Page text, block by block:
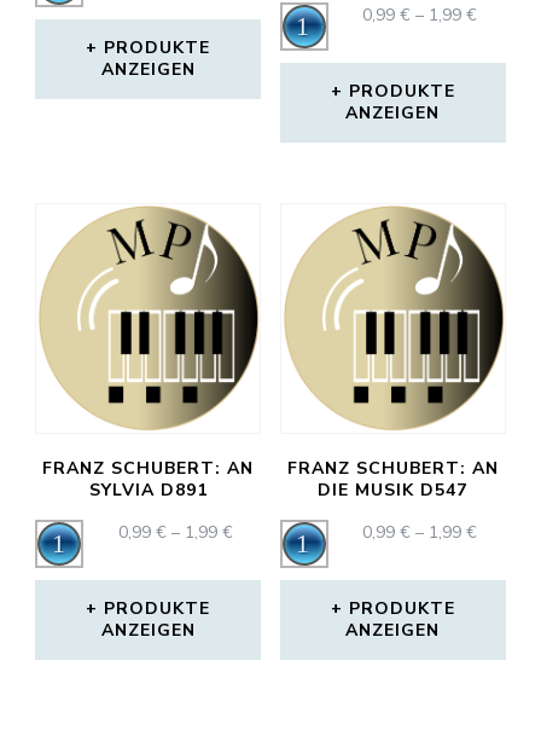
Player BIS
PRODUKTE
ANZEIGEN
Audio-
Player
0,99€ – 1,99€
BIS
PRODUKTE
ANZEIGEN
FRANZ SCHUBERT: AN
SYLVIA D891
Audio-
Player
0,99 € – 1,99 €PREISSPANNE:
BIS
PRODUKTE
ANZEIGEN
FRANZ SCHUBERT: AN
DIE MUSIK D547
Audio-
Player
0,99€ – 1,99€
BIS
PRODUKTE
ANZEIGEN